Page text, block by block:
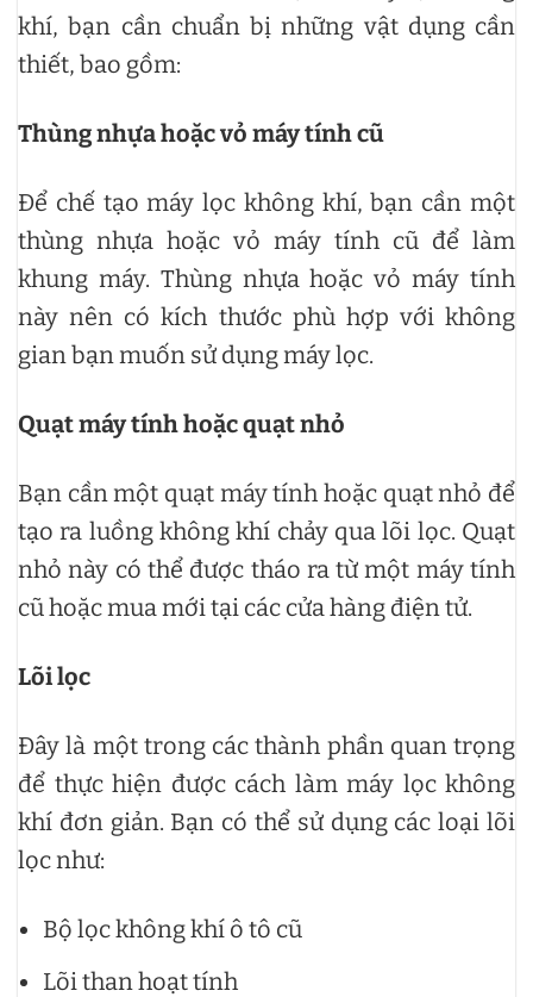
khí, bạn cần chuẩn bị những vật dụng cần
thiết, bao gồm:
Thùng nhựa hoặc vỏ máy tính cũ
Để chế tạo máy lọc không khí, bạn cần một
thùng nhựa hoặc vỏ máy tính cũ để làm
khung máy. Thùng nhựa hoặc vỏ máy tính
này nên có kích thước phù hợp với không
gian bạn muốn sử dụng máy lọc.
Quạt máy tính hoặc quạt nhỏ
Bạn cần một quạt máy tính hoặc quạt nhỏ để
tạo ra luồng không khí chảy qua lõi lọc. Quạt
nhỏ này có thể được tháo ra từ một máy tính
cũ hoặc mua mới tại các cửa hàng điện tử.
Lõi lọc
Đây là một trong các thành phần quan trọng
để thực hiện được cách làm máy lọc không
khí đơn giản. Bạn có thể sử dụng các loại lõi
lọc như:
Bộ lọc không khí ô tô cũ
Lõi than hoạt tính